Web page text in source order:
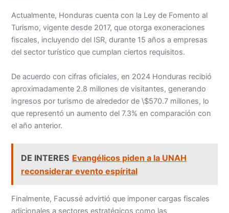
Actualmente, Honduras cuenta con la Ley de Fomento al
Turismo, vigente desde 2017, que otorga exoneraciones
fiscales, incluyendo del ISR, durante 15 años a empresas
del sector turístico que cumplan ciertos requisitos.
De acuerdo con cifras oficiales, en 2024 Honduras recibió
aproximadamente 2.8 millones de visitantes, generando
ingresos por turismo de alrededor de \$570.7 millones, lo
que representó un aumento del 7.3% en comparación con
el año anterior.
DE INTERES Evangélicos piden a la UNAH
reconsiderar evento espírital
Finalmente, Facussé advirtió que imponer cargas fiscales
adicionales a sectores estratégicos como las